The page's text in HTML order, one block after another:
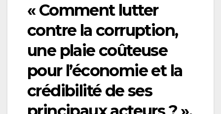
« Comment lutter
contre la corruption,
une plaie coûteuse
pour l’économie et la
crédibilité de ses